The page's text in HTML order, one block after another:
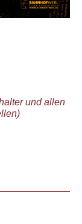
und allen